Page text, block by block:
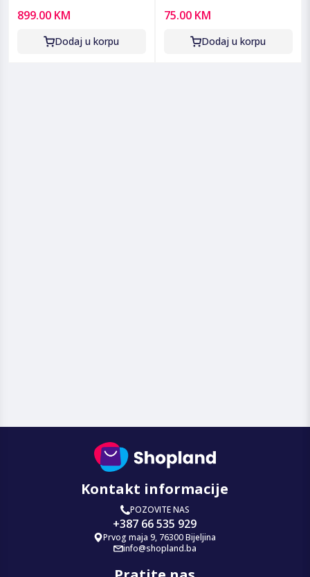
899.00 KM
Dodaj u korpu
75.00 KM
Dodaj u korpu
Kontakt informacije
POZOVITE NAS
+387 66 535 929
Prvog maja 9, 76300 Bijeljina
info@shopland.ba